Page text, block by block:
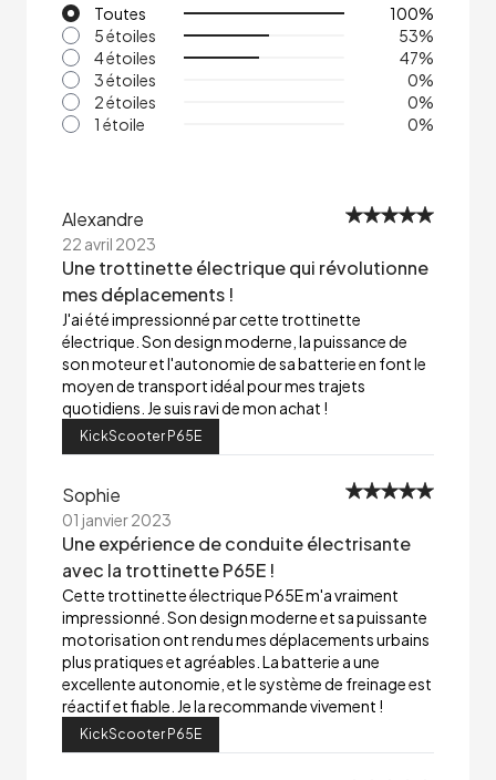
Toutes
100%
5 étoiles
53%
4 étoiles
47%
3 étoiles
0%
2 étoiles
0%
1 étoile
0%
Alexandre
22 avril 2023
Une trottinette électrique qui révolutionne
mes déplacements !
J'ai été impressionné par cette trottinette
électrique. Son design moderne, la puissance de
son moteur et l'autonomie de sa batterie en font le
moyen de transport idéal pour mes trajets
quotidiens. Je suis ravi de mon achat !
KickScooter P65E
Sophie
01 janvier 2023
Une expérience de conduite électrisante
avec la trottinette P65E !
Cette trottinette électrique P65E m'a vraiment
impressionné. Son design moderne et sa puissante
motorisation ont rendu mes déplacements urbains
plus pratiques et agréables. La batterie a une
excellente autonomie, et le système de freinage est
réactif et fiable. Je la recommande vivement !
KickScooter P65E